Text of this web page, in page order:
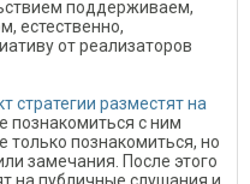
поддерживаем,
естественно,
от реализаторов
стратегии разместят на
познакомиться с ним
познакомиться, но
замечания. После этого